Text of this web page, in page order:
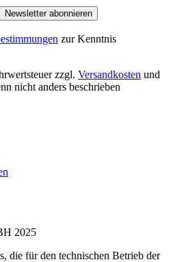
Newsletter abonnieren
zur Kenntnis
zzgl. Versandkosten und
nicht anders beschrieben
2025
die für den technischen Betrieb der